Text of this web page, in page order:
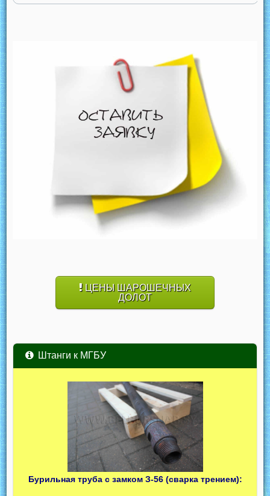
ЦЕНЫ ШАРОШЕЧНЫХ
ДОЛОТ
Штанги к МГБУ
Бурильная труба с замком З-56 (сварка трением):